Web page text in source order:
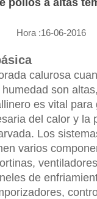
pollos a altas
Hora :16-06-2016
calurosa
son
es vital para
del calor y la
Los
varios
de